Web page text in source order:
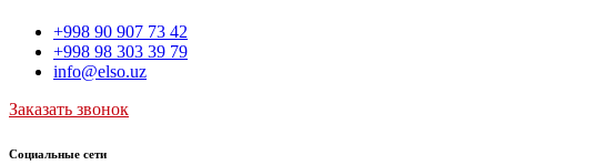
+998 90 907 73 42
+998 98 303 39 79
info@elso.uz
Заказать звонок
Социальные сети